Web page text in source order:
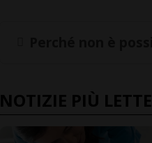
NOTIZIE PIÙ LETTE